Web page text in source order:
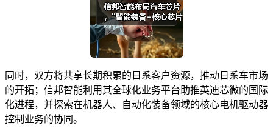
同时，双方将共享长期积累的日系客户资源，推动日系车市场
的开拓；信邦智能利用其全球化业务平台助推英迪芯微的国际
化进程，并探索在机器人、自动化装备领域的核心电机驱动器
控制业务的协同。